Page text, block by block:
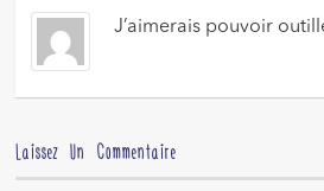
J’aimerais pouvoir
Laissez Un Commentaire